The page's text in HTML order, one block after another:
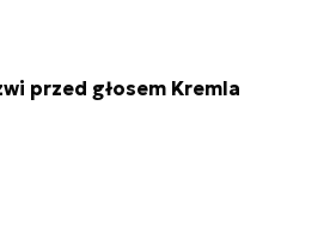
przed głosem Kremla